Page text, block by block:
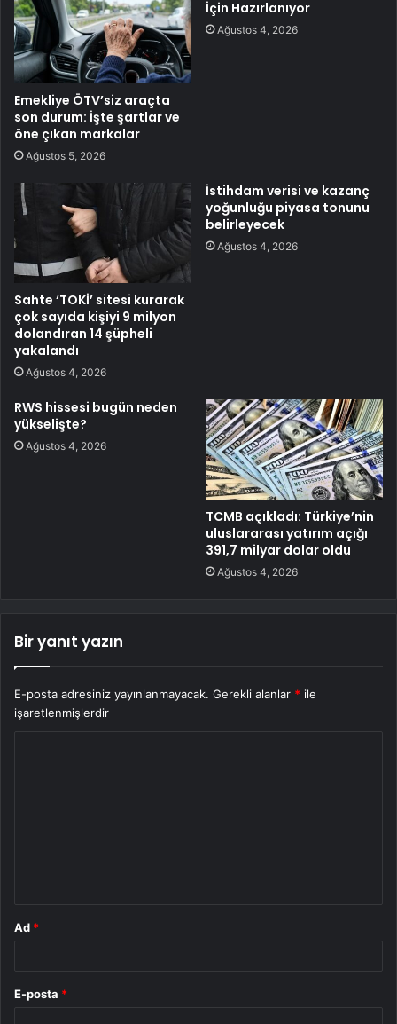
Emekliye ÖTV’siz araçta
son durum: İşte şartlar ve
öne çıkan markalar
Ağustos 5, 2026
İçin Hazırlanıyor
Ağustos 4, 2026
Sahte ‘TOKİ’ sitesi kurarak
çok sayıda kişiyi 9 milyon
dolandıran 14 şüpheli
yakalandı
Ağustos 4, 2026
İstihdam verisi ve kazanç
yoğunluğu piyasa tonunu
belirleyecek
Ağustos 4, 2026
RWS hissesi bugün neden
yükselişte?
Ağustos 4, 2026
TCMB açıkladı: Türkiye’nin
uluslararası yatırım açığı
391,7 milyar dolar oldu
Ağustos 4, 2026
Bir yanıt yazın
E-posta adresiniz yayınlanmayacak. Gerekli alanlar * ile
işaretlenmişlerdir
Ad *
E-posta *